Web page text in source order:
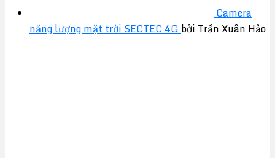
Camera
năng lượng mặt trời SECTEC 4G bởi Trần Xuân Hảo